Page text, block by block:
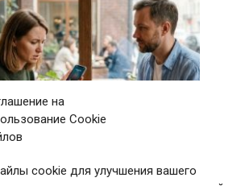
на
Cookie
cookie для улучшения вашего
с мужчиной закончилось